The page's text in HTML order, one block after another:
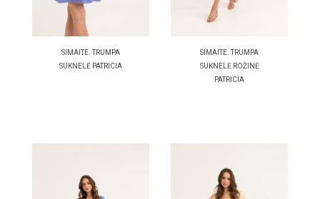
SIMAITE. TRUMPA
SUKNELĖ PATRICIA
SIMAITE. TRUMPA
SUKNELĖ ROŽINĖ
PATRICIA